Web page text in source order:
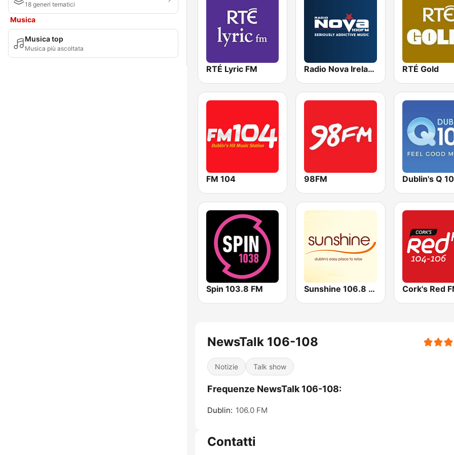
18 generi tematici
Musica
Musica top
Musica più ascoltata
RTÉ Lyric FM Radio Nova Ireland RTÉ Gold
FM 104 98FM Dublin's Q
Spin 103.8 FM Sunshine 106.8 FM Cork's Red
NewsTalk 106-108
Notizie Talk show
Frequenze NewsTalk 106-108:
Dublin: 106.0 FM
Contatti